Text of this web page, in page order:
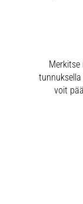
tunnuksella
voit